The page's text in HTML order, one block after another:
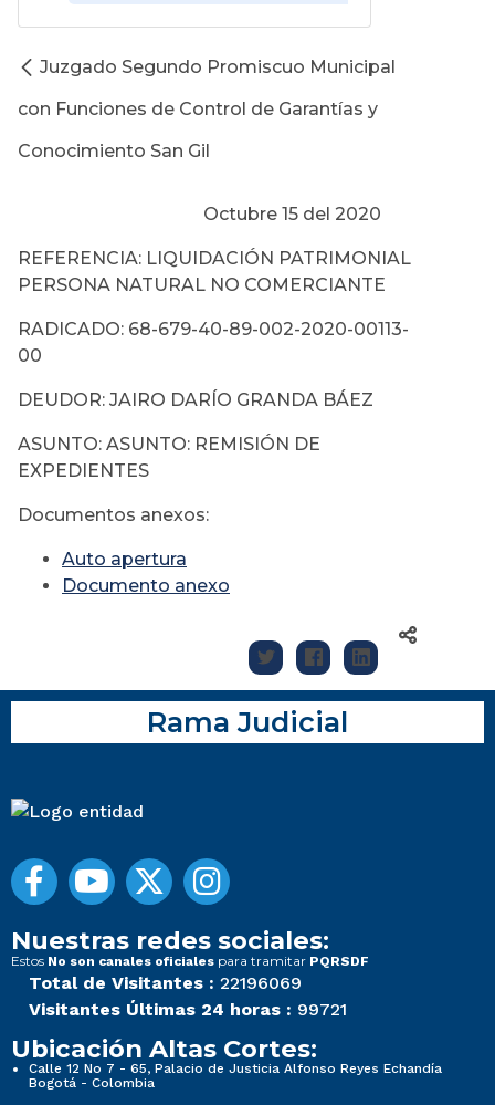
Juzgado Segundo Promiscuo Municipal
con Funciones de Control de Garantías y
Conocimiento San Gil
Octubre 15 del 2020
REFERENCIA: LIQUIDACIÓN PATRIMONIAL
PERSONA NATURAL NO COMERCIANTE
RADICADO: 68-679-40-89-002-2020-00113-
00
DEUDOR: JAIRO DARÍO GRANDA BÁEZ
ASUNTO: ASUNTO: REMISIÓN DE
EXPEDIENTES
Documentos anexos:
Auto apertura
Documento anexo
Rama Judicial
Nuestras redes sociales:
Estos No son canales oficiales para tramitar PQRSDF
Total de Visitantes : 22196069
Visitantes Últimas 24 horas : 99721
Ubicación Altas Cortes:
Calle 12 No 7 - 65, Palacio de Justicia Alfonso Reyes Echandía
Bogotá - Colombia